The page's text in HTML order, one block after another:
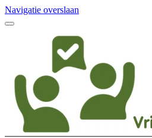
Navigatie overslaan